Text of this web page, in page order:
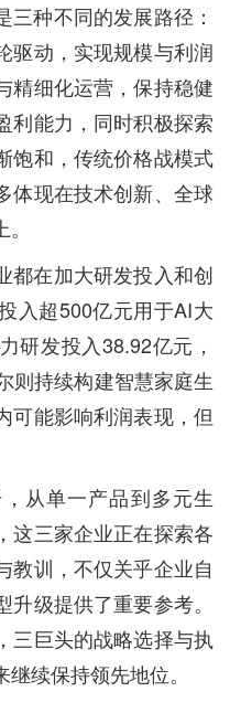
种不同的发展路径：
驱动，实现规模与利润
精细化运营，保持稳健
利能力，同时积极探索
饱和，传统价格战模式
体现在技术创新、全球
都在加大研发投入和创
入超500亿元用于AI大
研发投入38.92亿元，
则持续构建智慧家庭生
可能影响利润表现，但
从单一产品到多元生
这三家企业正在探索各
教训，不仅关乎企业自
级提供了重要参考。
三巨头的战略选择与执
续保持领先地位。